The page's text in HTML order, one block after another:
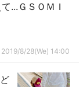
...ＧＳＯＭＩ
2019/8/28(We) 14:00